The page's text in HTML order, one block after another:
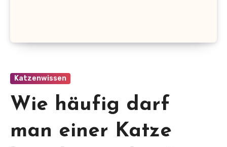
Katzenwissen
Wie häufig darf
man einer Katze